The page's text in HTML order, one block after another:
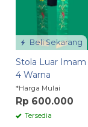
Beli Sekarang
Stola Luar Imam
4 Warna
*Harga Mulai
Rp 600.000
Tersedia